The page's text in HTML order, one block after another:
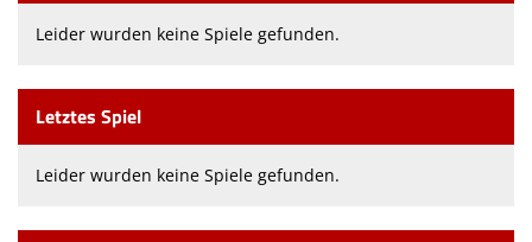
Leider wurden keine Spiele gefunden.
Letztes Spiel
Leider wurden keine Spiele gefunden.